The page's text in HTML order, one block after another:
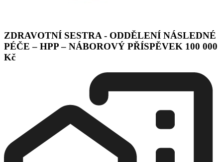
ZDRAVOTNÍ SESTRA - ODDĚLENÍ NÁSLEDNÉ
PÉČE – HPP – NÁBOROVÝ PŘÍSPĚVEK 100 000
Kč